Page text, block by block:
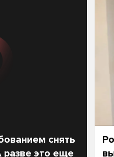
снять
это еще